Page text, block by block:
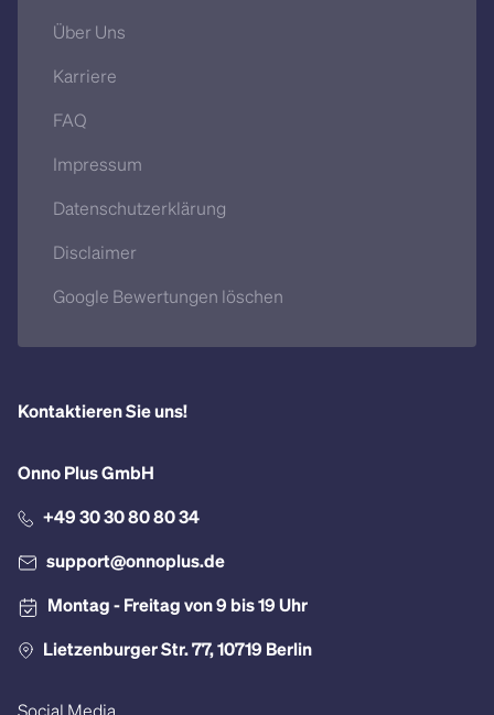
Kontaktieren Sie uns!
Onno Plus GmbH
+49 30 30 80 80 34
support@onnoplus.de
Montag - Freitag von 9 bis 19 Uhr
Lietzenburger Str. 77, 10719 Berlin
Über Uns
Karriere
FAQ
Impressum
Datenschutzerklärung
Disclaimer
Google Bewertungen löschen